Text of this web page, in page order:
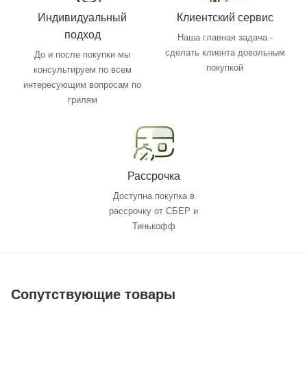
Индивидуальный
подход
До и после покупки мы
консультируем по всем
интересующим вопросам по
грилям
Клиентский сервис
Наша главная задача -
сделать клиента довольным
покупкой
Рассрочка
Доступна покупка в
рассрочку от СБЕР и
Тинькофф
Сопутствующие товары